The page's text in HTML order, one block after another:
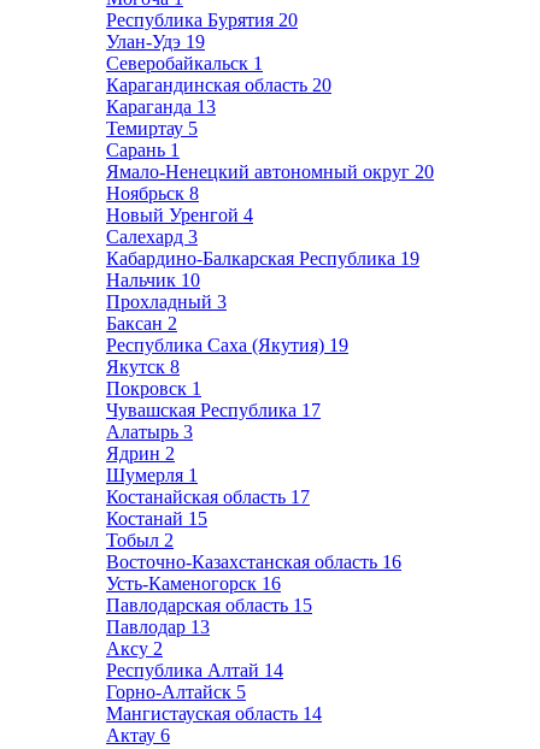
Республика Бурятия 20
Улан-Удэ 19
Северобайкальск 1
Карагандинская область 20
Караганда 13
Темиртау 5
Сарань 1
Ямало-Ненецкий автономный округ 20
Ноябрьск 8
Новый Уренгой 4
Салехард 3
Кабардино-Балкарская Республика 19
Нальчик 10
Прохладный 3
Баксан 2
Республика Саха (Якутия) 19
Якутск 8
Покровск 1
Чувашская Республика 17
Алатырь 3
Ядрин 2
Шумерля 1
Костанайская область 17
Костанай 15
Тобыл 2
Восточно-Казахстанская область 16
Усть-Каменогорск 16
Павлодарская область 15
Павлодар 13
Аксу 2
Республика Алтай 14
Горно-Алтайск 5
Мангистауская область 14
Актау 6